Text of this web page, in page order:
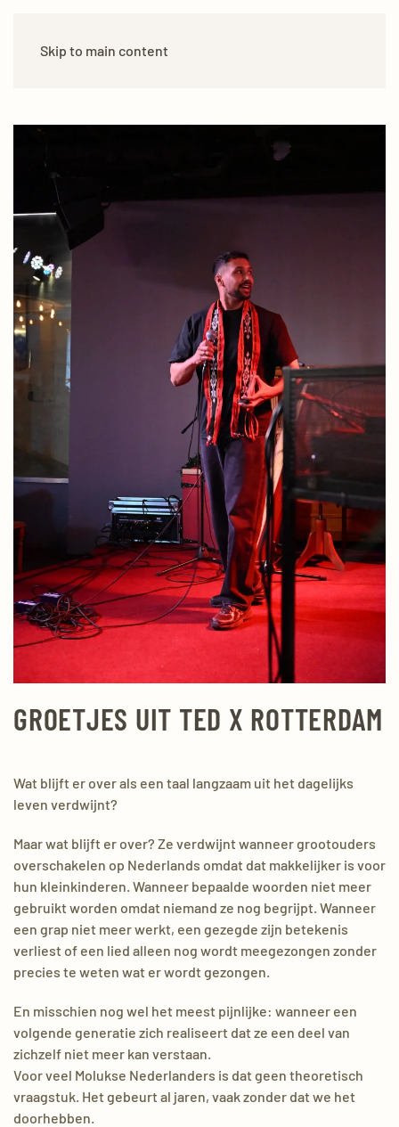
Skip to main content
GROETJES UIT TED X ROTTERDAM
Wat blijft er over als een taal langzaam uit het dagelijks
leven verdwijnt?
Maar wat blijft er over? Ze verdwijnt wanneer grootouders
overschakelen op Nederlands omdat dat makkelijker is voor
hun kleinkinderen. Wanneer bepaalde woorden niet meer
gebruikt worden omdat niemand ze nog begrijpt. Wanneer
een grap niet meer werkt, een gezegde zijn betekenis
verliest of een lied alleen nog wordt meegezongen zonder
precies te weten wat er wordt gezongen.
En misschien nog wel het meest pijnlijke: wanneer een
volgende generatie zich realiseert dat ze een deel van
zichzelf niet meer kan verstaan.
Voor veel Molukse Nederlanders is dat geen theoretisch
vraagstuk. Het gebeurt al jaren, vaak zonder dat we het
doorhebben.